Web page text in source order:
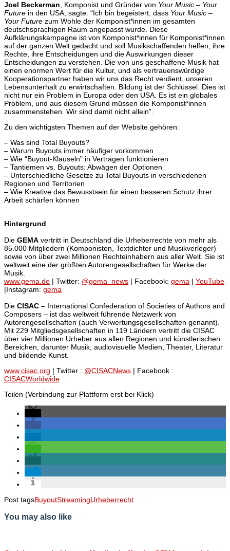
Joel Beckerman , Komponist und Gründer von Your Music – Your
Future in den USA, sagte: “Ich bin begeistert, dass Your Music –
Your Future zum Wohle der Komponist*innen im gesamten
deutschsprachigen Raum angepasst wurde. Diese
Aufklärungskampagne ist von Komponist*innen für Komponist*innen
auf der ganzen Welt gedacht und soll Musikschaffenden helfen, ihre
Rechte, ihre Entscheidungen und die Auswirkungen dieser
Entscheidungen zu verstehen. Die von uns geschaffene Musik hat
einen enormen Wert für die Kultur, und als vertrauenswürdige
Kooperationspartner haben wir uns das Recht verdient, unseren
Lebensunterhalt zu erwirtschaften. Bildung ist der Schlüssel. Dies ist
nicht nur ein Problem in Europa oder den USA. Es ist ein globales
Problem, und aus diesem Grund müssen die Komponist*innen
zusammenstehen. Wir sind damit nicht allein”.
Zu den wichtigsten Themen auf der Website gehören:
– Was sind Total Buyouts?
– Warum Buyouts immer häufiger vorkommen
– Wie “Buyout-Klauseln” in Verträgen funktionieren
– Tantiemen vs. Buyouts: Abwägen der Optionen
– Unterschiedliche Gesetze zu Total Buyouts in verschiedenen
Regionen und Territorien
– Wie Kreative das Bewusstsein für einen besseren Schutz ihrer
Arbeit schärfen können
Hintergrund
Die GEMA vertritt in Deutschland die Urheberrechte von mehr als
85.000 Mitgliedern (Komponisten, Textdichter und Musikverleger)
sowie von über zwei Millionen Rechteinhabern aus aller Welt. Sie ist
weltweit eine der größten Autorengesellschaften für Werke der
Musik.
www.gema.de | Twitter: @gema_news | Facebook: gema | YouTube
|Instagram: gema
Die CISAC – International Confederation of Societies of Authors and
Composers – ist das weltweit führende Netzwerk von
Autorengesellschaften (auch Verwertungsgesellschaften genannt).
Mit 229 Mitgliedsgesellschaften in 119 Ländern vertritt die CISAC
über vier Millionen Urheber aus allen Regionen und künstlerischen
Bereichen, darunter Musik, audiovisuelle Medien, Theater, Literatur
und bildende Kunst.
www.cisac.org | Twitter : @CISACNews | Facebook :
CISACWorldwide
Teilen (Verbindung zur Plattform erst bei Klick)
Post tagsBuyoutStreamingUrheberrecht
You may also like